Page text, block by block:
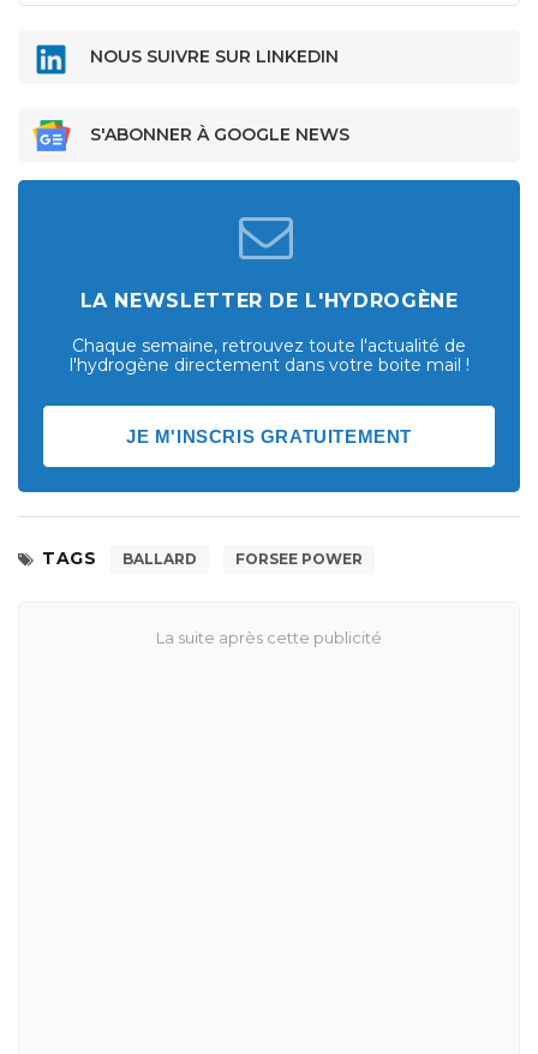
NOUS SUIVRE SUR LINKEDIN
S'ABONNER À GOOGLE NEWS
LA NEWSLETTER DE L'HYDROGÈNE
Chaque semaine, retrouvez toute l'actualité de
l'hydrogène directement dans votre boite mail !
JE M'INSCRIS GRATUITEMENT
TAGS BALLARD FORSEE POWER